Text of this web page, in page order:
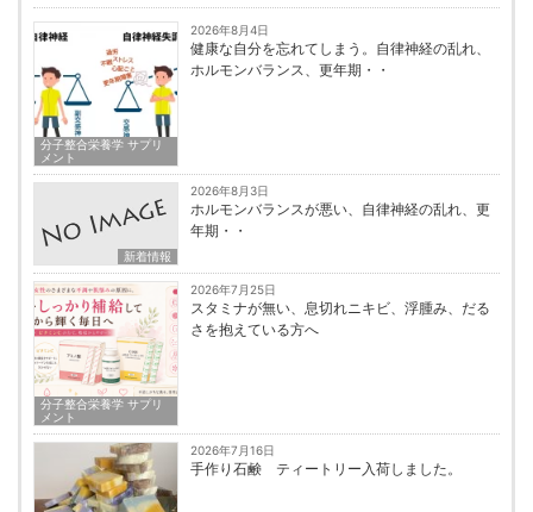
分子整合栄養学 サプリ
メント
2026年8月4日
健康な自分を忘れてしまう。自律神経の乱れ、
ホルモンバランス、更年期・・
新着情報
2026年8月3日
ホルモンバランスが悪い、自律神経の乱れ、更
年期・・
分子整合栄養学 サプリ
メント
2026年7月25日
スタミナが無い、息切れニキビ、浮腫み、だる
さを抱えている方へ
2026年7月16日
手作り石鹸 ティートリー入荷しました。